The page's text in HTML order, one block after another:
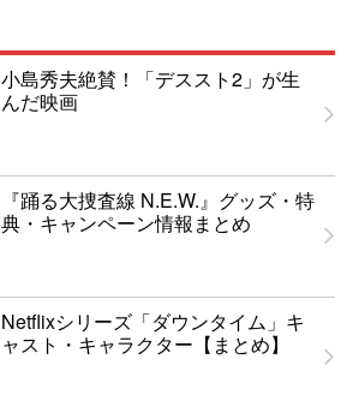
小島秀夫絶賛！「デススト2」が生
んだ映画
『踊る大捜査線 N.E.W.』グッズ・特
典・キャンペーン情報まとめ
Netflixシリーズ「ダウンタイム」キ
ャスト・キャラクター【まとめ】